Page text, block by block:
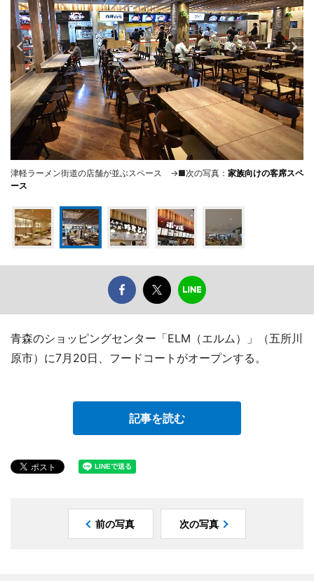
津軽ラーメン街道の店舗が並ぶスペース →■次の写真： 家族向けの客席スペ
ース
青森のショッピングセンター「ELM（エルム）」（五所川
原市）に7月20日、フードコートがオープンする。
記事を読む
前の写真 次の写真